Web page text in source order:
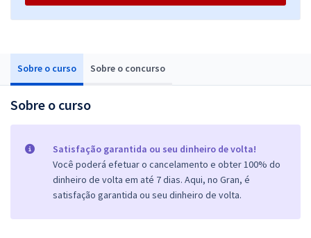
Sobre o curso Sobre o concurso
Sobre o curso
Satisfação garantida ou seu dinheiro de volta!
Você poderá efetuar o cancelamento e obter 100% do
dinheiro de volta em até 7 dias. Aqui, no Gran, é
satisfação garantida ou seu dinheiro de volta.